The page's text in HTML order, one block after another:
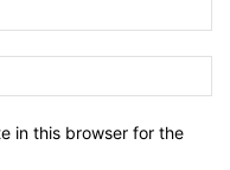
in this browser for the